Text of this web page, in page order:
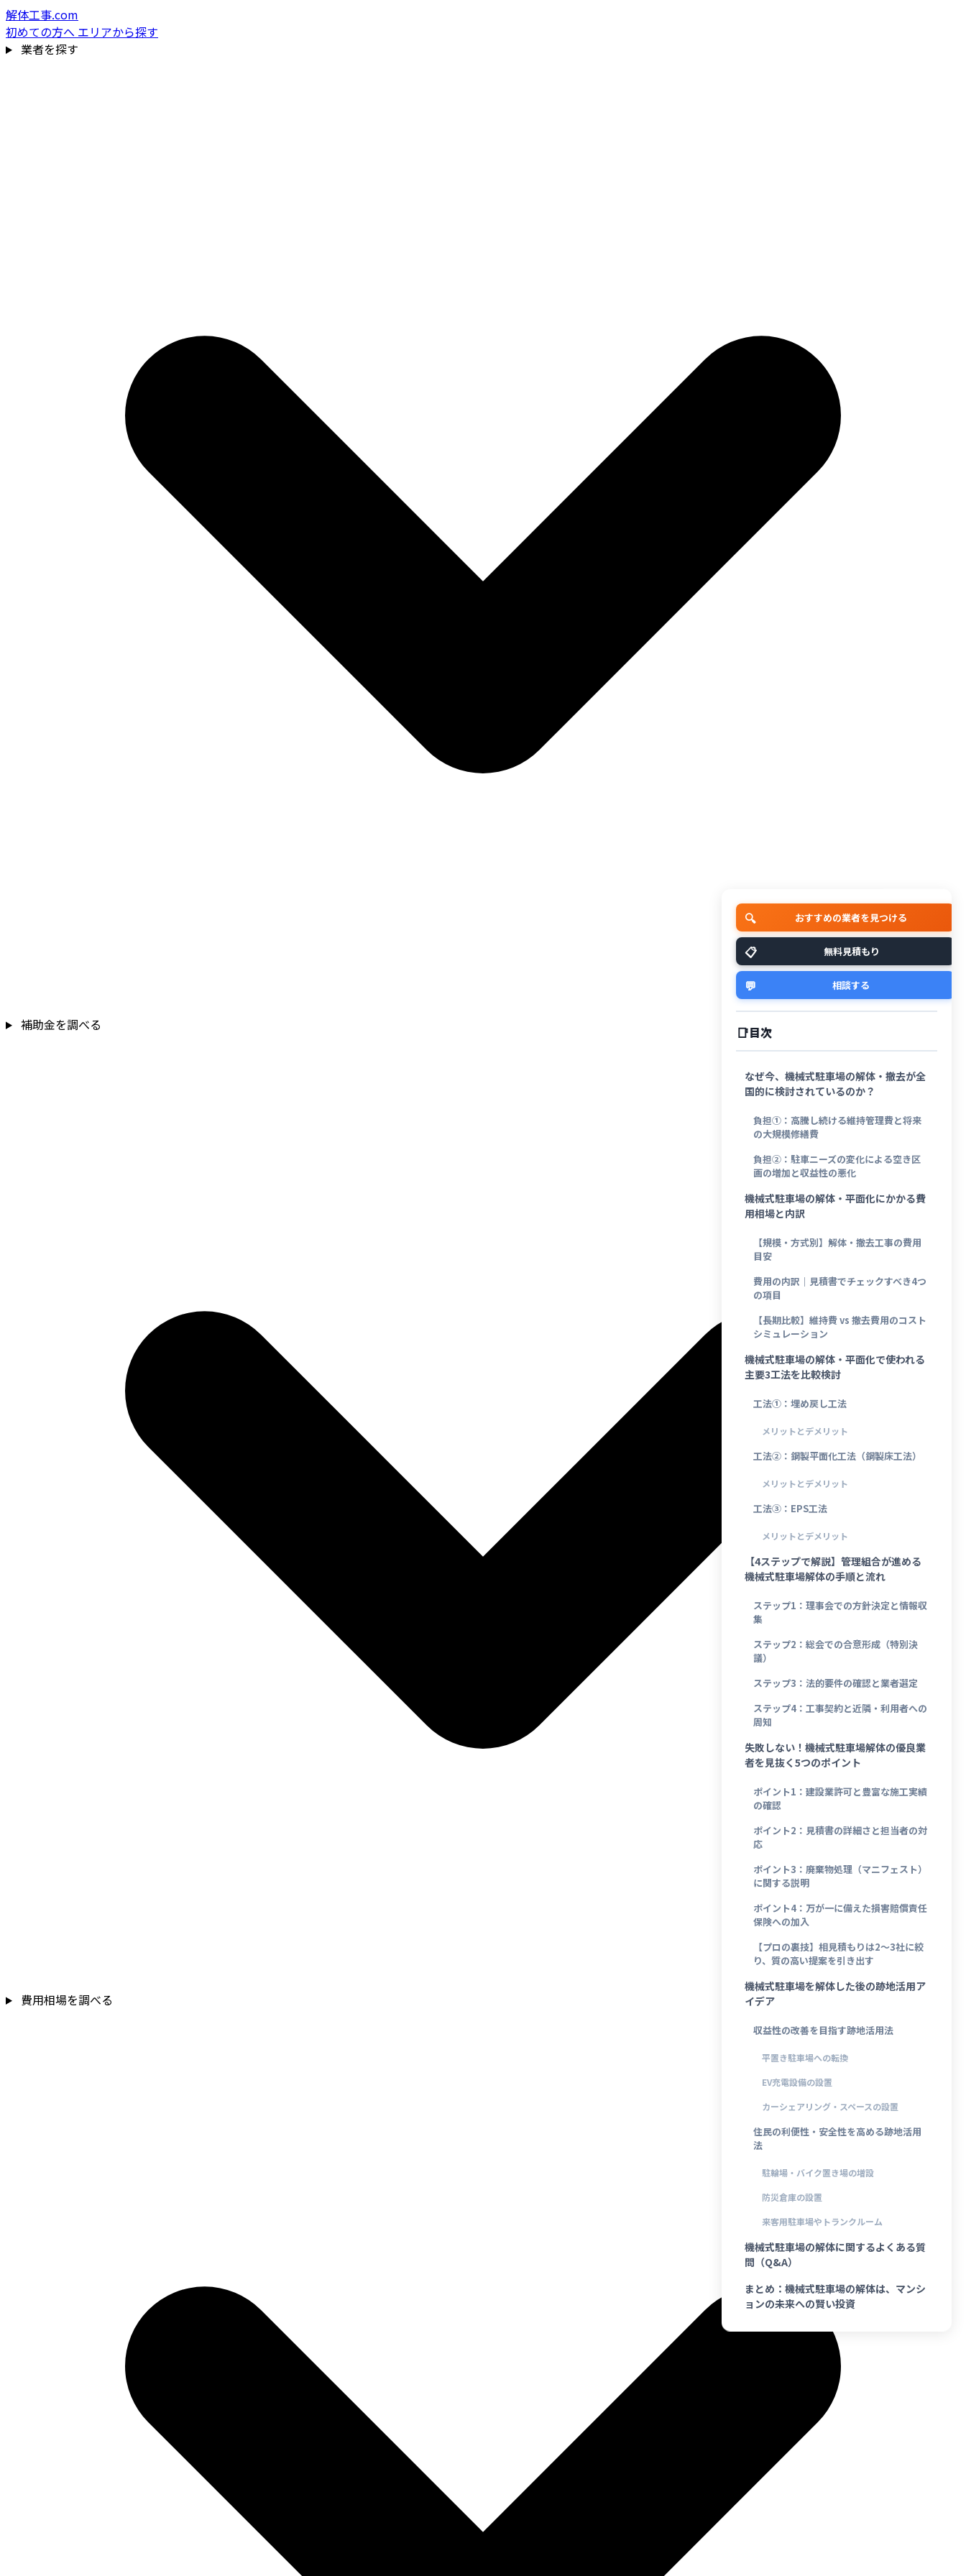
解体工事.com
初めての方へ エリアから探す
業者を探す
補助金を調べる
費用相場を調べる
🔍 おすすめの業者を見つける
📋 無料見積もり
💬 相談する
目次
なぜ今、機械式駐車場の解体・撤去が全
国的に検討されているのか？
負担①：高騰し続ける維持管理費と将来
の大規模修繕費
負担②：駐車ニーズの変化による空き区
画の増加と収益性の悪化
機械式駐車場の解体・平面化にかかる費
用相場と内訳
【規模・方式別】解体・撤去工事の費用
目安
費用の内訳｜見積書でチェックすべき4つ
の項目
【長期比較】維持費 vs 撤去費用のコスト
シミュレーション
機械式駐車場の解体・平面化で使われる
主要3工法を比較検討
工法①：埋め戻し工法
メリットとデメリット
工法②：鋼製平面化工法（鋼製床工法）
メリットとデメリット
工法③：EPS工法
メリットとデメリット
【4ステップで解説】管理組合が進める
機械式駐車場解体の手順と流れ
ステップ1：理事会での方針決定と情報収
集
ステップ2：総会での合意形成（特別決
議）
ステップ3：法的要件の確認と業者選定
ステップ4：工事契約と近隣・利用者への
周知
失敗しない！機械式駐車場解体の優良業
者を見抜く5つのポイント
ポイント1：建設業許可と豊富な施工実績
の確認
ポイント2：見積書の詳細さと担当者の対
応
ポイント3：廃棄物処理（マニフェスト）
に関する説明
ポイント4：万が一に備えた損害賠償責任
保険への加入
【プロの裏技】相見積もりは2～3社に絞
り、質の高い提案を引き出す
機械式駐車場を解体した後の跡地活用ア
イデア
収益性の改善を目指す跡地活用法
平置き駐車場への転換
EV充電設備の設置
カーシェアリング・スペースの設置
住民の利便性・安全性を高める跡地活用
法
駐輪場・バイク置き場の増設
防災倉庫の設置
来客用駐車場やトランクルーム
機械式駐車場の解体に関するよくある質
問（Q&A）
まとめ：機械式駐車場の解体は、マンシ
ョンの未来への賢い投資